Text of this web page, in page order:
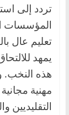
تردد إلى
تعليم عال
يمهد
هذه النخب.
مهنية
التقليديين